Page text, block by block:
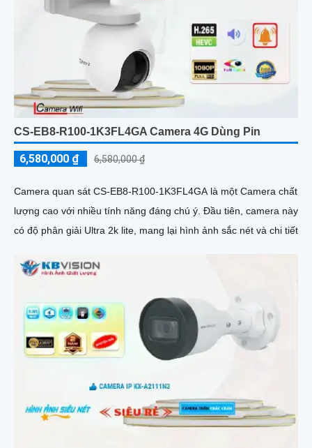
CS-EB8-R100-1K3FL4GA Camera 4G Dùng Pin
6,580,000 ₫ 6,580,000 ₫
Camera quan sát CS-EB8-R100-1K3FL4GA là một Camera chất
lượng cao với nhiều tính năng đáng chú ý. Đầu tiên, camera này
có độ phân giải Ultra 2k lite, mang lại hình ảnh sắc nét và chi tiết